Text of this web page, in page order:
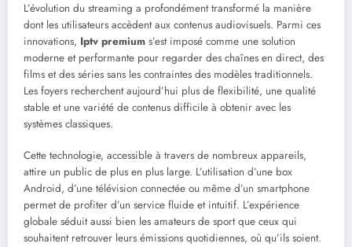
L’évolution du streaming a profondément transformé la manière
dont les utilisateurs accèdent aux contenus audiovisuels. Parmi ces
innovations, Iptv premium s’est imposé comme une solution
moderne et performante pour regarder des chaînes en direct, des
films et des séries sans les contraintes des modèles traditionnels.
Les foyers recherchent aujourd’hui plus de flexibilité, une qualité
stable et une variété de contenus difficile à obtenir avec les
systèmes classiques.
Cette technologie, accessible à travers de nombreux appareils,
attire un public de plus en plus large. L’utilisation d’une box
Android, d’une télévision connectée ou même d’un smartphone
permet de profiter d’un service fluide et intuitif. L’expérience
globale séduit aussi bien les amateurs de sport que ceux qui
souhaitent retrouver leurs émissions quotidiennes, où qu’ils soient.